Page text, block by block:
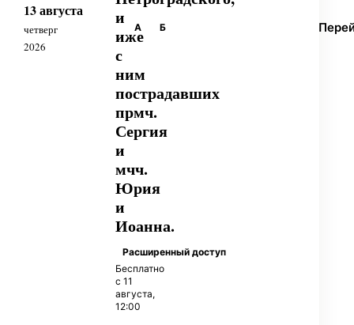
13 августа
четверг
2026
и
иже
с
ним
пострадавших
прмч.
Сергия
и
мчч.
Юрия
и
Иоанна.
Расширенный доступ
Бесплатно
с 11
августа,
12:00
А Б